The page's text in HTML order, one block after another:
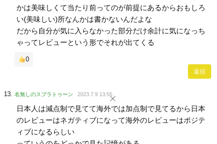
かは美味しくて当たり前ってのが前提にあるからおもしろ
い(美味しい)所なんかは書かないんだよな
だから自分が気に入らなかった部分だけ余計に気になっち
ゃってレビューという形でそれが出てくる
0
返信
名無しのスプラトゥーン 2023.7.9 13:55
日本人は減点制で見てて海外では加点制で見てるから日本
のレビューはネガティブになって海外のレビューはポジテ
ィブになるらしい